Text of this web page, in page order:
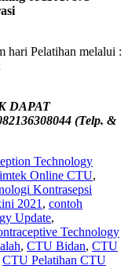
hari Pelatihan melalui :
DAPAT
(Telp. &
Technology
Online CTU,
Kontrasepsi
2021 , contoh
Update,
Technology
, CTU Bidan, CTU
CTU Pelatihan CTU